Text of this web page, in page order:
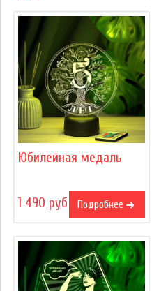
Юбилейная медаль
1 490 руб Подробнее